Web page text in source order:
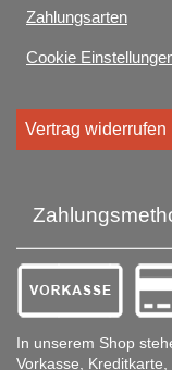
Zahlungsarten
Cookie
Vertrag widerrufen
In unserem Shop
Vorkasse,